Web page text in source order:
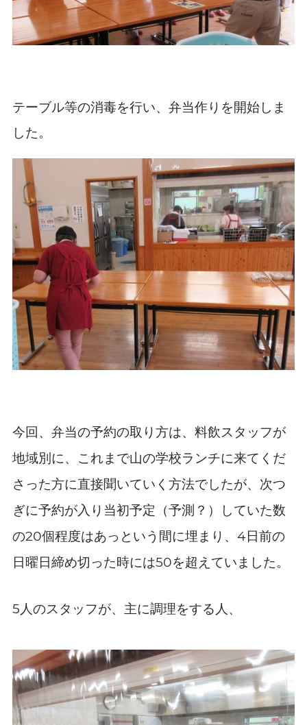
テーブル等の消毒を行い、弁当作りを開始しま
した。
今回、弁当の予約の取り方は、料飲スタッフが
地域別に、これまで山の学校ランチに来てくだ
さった方に直接聞いていく方法でしたが、次つ
ぎに予約が入り当初予定（予測？）していた数
の20個程度はあっという間に埋まり、 4日前の
日曜日締め切った時には50を超えていました。
5 人のスタッフが、主に調理をする人、